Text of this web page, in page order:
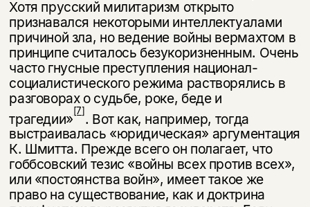
Хотя прусский милитаризм от­крыто
признавался некоторыми интеллектуалами
причиной зла, но ведение войны вермахтом в
принципе считалось безукоризненным. Очень
часто гнус­ные преступления национал-
социалистического режима растворялись в
раз­говорах о судьбе, роке, беде и
трагедии»[7]. Вот как, например, тогда
выстраи­валась «юридическая» аргументация
К. Шмитта. Прежде всего он полагает, что
гоббсовский тезис «войны всех против всех»,
или «постоянства войн», имеет такое же
право на существование, как и доктрина